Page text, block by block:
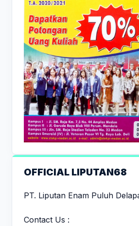
OFFICIAL LIPUTAN68
PT. Liputan Enam Puluh
Contact Us :